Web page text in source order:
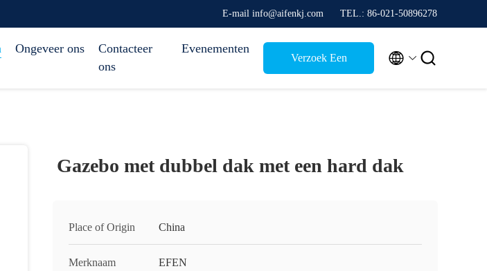
E-mail info@aifenkj.com TEL.: 86-021-50896278
Ongeveer ons
Contacteer
ons
Evenementen
Verzoek Een  
Gazebo met dubbel dak met een hard dak
Place of Origin China
Merknaam EFEN